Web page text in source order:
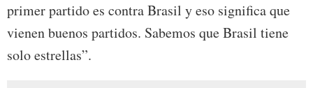
primer partido es contra Brasil y eso significa que
vienen buenos partidos. Sabemos que Brasil tiene
solo estrellas”.